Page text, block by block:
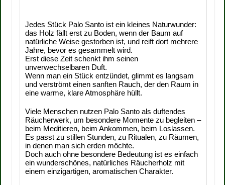
Jedes Stück Palo Santo ist ein kleines Naturwunder:
das Holz fällt erst zu Boden, wenn der Baum auf
natürliche Weise gestorben ist, und reift dort mehrere
Jahre, bevor es gesammelt wird.
Erst diese Zeit schenkt ihm seinen
unverwechselbaren Duft.
Wenn man ein Stück entzündet, glimmt es langsam
und verströmt einen sanften Rauch, der den Raum in
eine warme, klare Atmosphäre hüllt.
Viele Menschen nutzen Palo Santo als duftendes
Räucherwerk, um besondere Momente zu begleiten –
beim Meditieren, beim Ankommen, beim Loslassen.
Es passt zu stillen Stunden, zu Ritualen, zu Räumen,
in denen man sich erden möchte.
Doch auch ohne besondere Bedeutung ist es einfach
ein wunderschönes, natürliches Räucherholz mit
einem einzigartigen, aromatischen Charakter.